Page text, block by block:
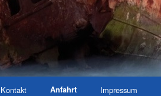
Kontakt Anfahrt Impressum